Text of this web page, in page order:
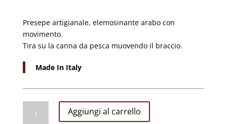
Presepe artigianale, elemosinante arabo con
movimento.
Tira su la canna da pesca muovendo il braccio.
Made In Italy
Arabo
Aggiungi al carrello